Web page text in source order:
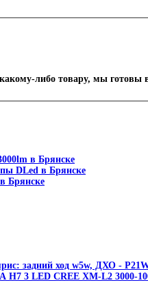
либо товару, мы готовы
в Брянске
DLed в Брянске
Брянске
задний ход w5w, ДХО -
3 LED CREE XM-L2 3000-